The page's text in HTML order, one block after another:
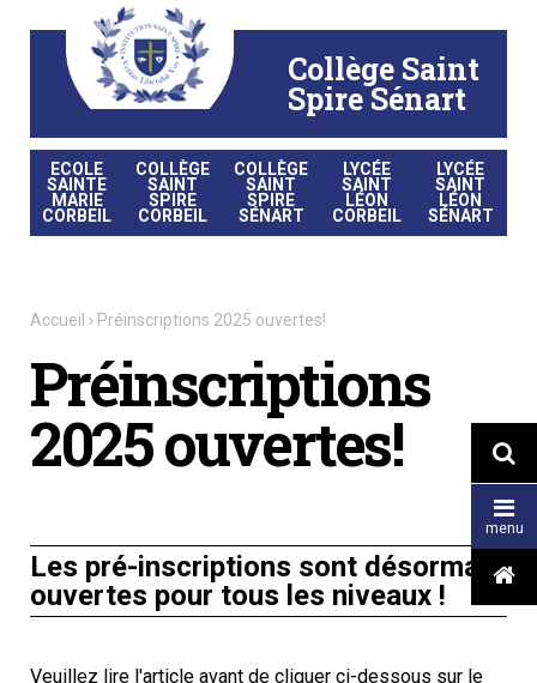
contenu.
Collège Saint
Spire Sénart
ECOLE
SAINTE
MARIE
CORBEIL
COLLÈGE
SAINT
SPIRE
CORBEIL
COLLÈGE
SAINT
SPIRE
SÉNART
LYCÉE
SAINT
LÉON
CORBEIL
LYCÉE
SAINT
LÉON
SÉNART


menu

Accueil › Préinscriptions 2025 ouvertes!
Préinscriptions
2025 ouvertes!
Les pré-inscriptions sont désormais
ouvertes pour tous les niveaux !
Veuillez lire l'article avant de cliquer ci-dessous sur le